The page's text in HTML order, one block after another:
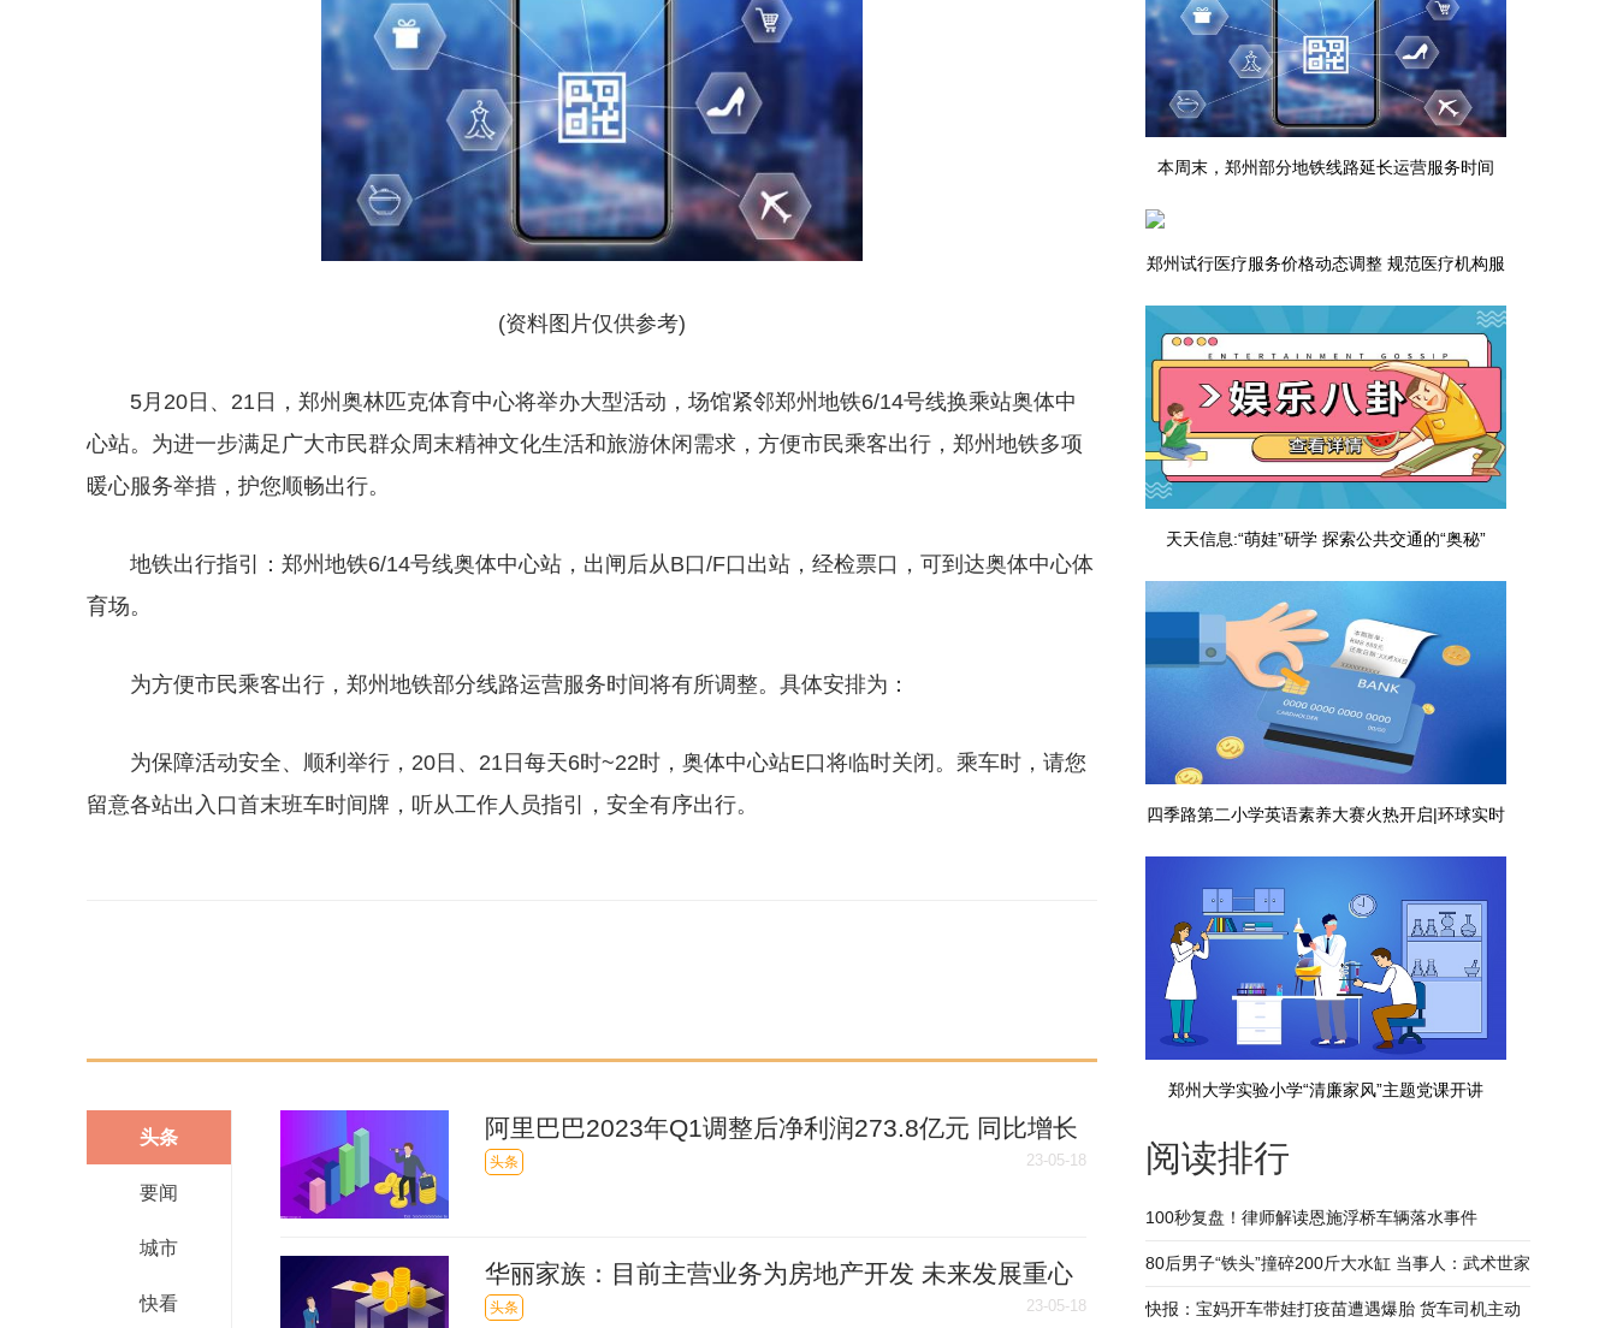
(资料图片仅供参考)
5月20日、21日，郑州奥林匹克体育中心将举办大型活动，场馆紧邻郑州地铁6/14号线换乘站奥体中
心站。为进一步满足广大市民群众周末精神文化生活和旅游休闲需求，方便市民乘客出行，郑州地铁多项
暖心服务举措，护您顺畅出行。
地铁出行指引：郑州地铁6/14号线奥体中心站，出闸后从B口/F口出站，经检票口，可到达奥体中心体
育场。
为方便市民乘客出行，郑州地铁部分线路运营服务时间将有所调整。具体安排为：
为保障活动安全、顺利举行，20日、21日每天6时~22时，奥体中心站E口将临时关闭。乘车时，请您
留意各站出入口首末班车时间牌，听从工作人员指引，安全有序出行。
头条
要闻
城市
快看
阿里巴巴2023年Q1调整后净利润273.8亿元 同比增长
38％ 环球实时
头条 23-05-18
华丽家族：目前主营业务为房地产开发 未来发展重心
不变
头条 23-05-18
本周末，郑州部分地铁线路延长运营服务时间
郑州试行医疗服务价格动态调整 规范医疗机构服
天天信息:“萌娃”研学 探索公共交通的“奥秘”
四季路第二小学英语素养大赛火热开启|环球实时
郑州大学实验小学“清廉家风”主题党课开讲
阅读排行
100秒复盘！律师解读恩施浮桥车辆落水事件
80后男子“铁头”撞碎200斤大水缸 当事人：武术世家
出身，梦想当动作演员 当前速递
快报：宝妈开车带娃打疫苗遭遇爆胎 货车司机主动